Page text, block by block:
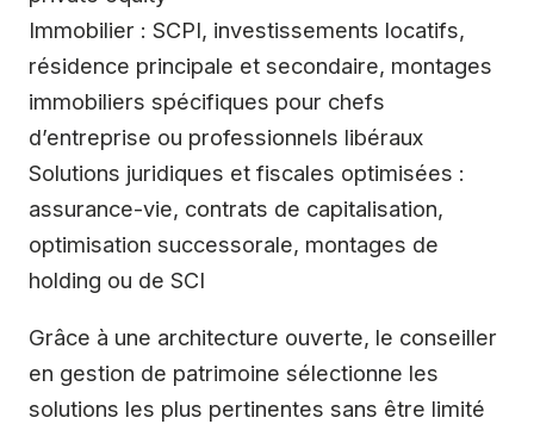
Immobilier : SCPI, investissements locatifs,
résidence principale et secondaire, montages
immobiliers spécifiques pour chefs
d’entreprise ou professionnels libéraux
Solutions juridiques et fiscales optimisées :
assurance-vie, contrats de capitalisation,
optimisation successorale, montages de
holding ou de SCI
Grâce à une architecture ouverte, le conseiller
en gestion de patrimoine sélectionne les
solutions les plus pertinentes sans être limité